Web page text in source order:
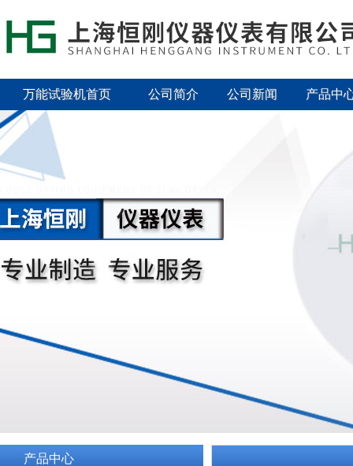
万能试验机首页 公司简介 公司新闻 产品中
产品中心